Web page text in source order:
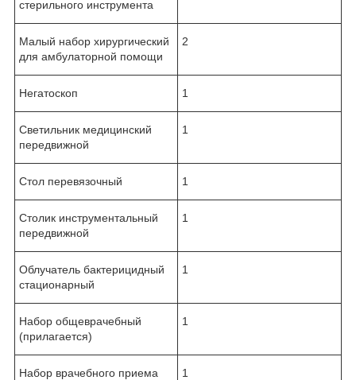
стерильного инструмента
Малый набор хирургический
для амбулаторной помощи
2
Негатоскоп 1
Светильник медицинский
передвижной
1
Стол перевязочный 1
Столик инструментальный
передвижной
1
Облучатель бактерицидный
стационарный
1
Набор общеврачебный
(прилагается)
1
Набор врачебного приема
1